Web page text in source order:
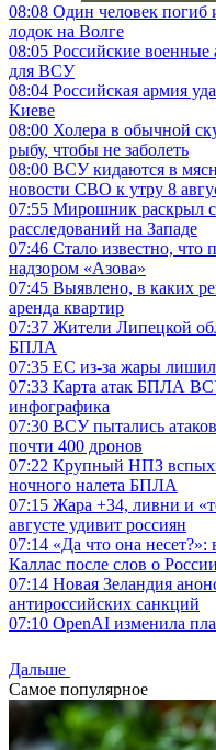
08:08 Один человек погиб
лодок на Волге
08:05 Российские военные
для ВСУ
08:04 Российская армия
Киеве
08:00 Холера в обычной
рыбу, чтобы не заболеть
08:00 ВСУ кидаются в
новости СВО к утру 8
07:55 Мирошник раскрыл
расследований на Западе
07:46 Стало известно, что
надзором «Азова»
07:45 Выявлено, в каких
аренда квартир
07:37 Жители Липецкой
БПЛА
07:35 ЕС из-за жары
07:33 Карта атак БПЛА
инфографика
07:30 ВСУ пытались
почти 400 дронов
07:22 Крупный НПЗ
ночного налета БПЛА
07:15 Жара +34, ливни и
августе удивит россиян
07:14 «Да что она
Каллас после слов о России
07:14 Новая Зеландия
антироссийских санкций
07:10 OpenAI изменила
Дальше
Самое популярное